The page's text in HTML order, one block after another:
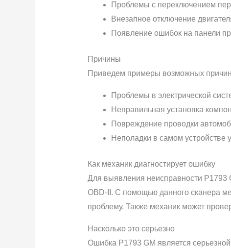
Проблемы с переключением
Внезапное отключение
Появление ошибок на панели
Причины
Приведем примеры возможных
Проблемы в электрической
Неправильная установка
Повреждение проводки
Неполадки в самом устройстве
Как механик диагностирует ошибку
Для выявления неисправности P1793
OBD-II. С помощью данного сканера
проблему. Также механик может
Насколько это серьезно
Ошибка P1793 GM является